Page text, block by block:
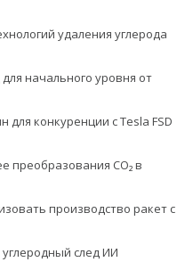
удаления углерода
начального уровня от
для конкуренции с Tesla FSD
преобразования CO₂ в
производство ракет с
след ИИ